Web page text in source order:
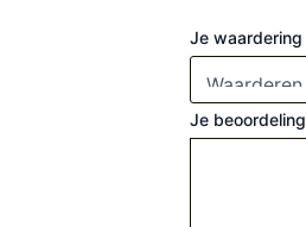
Je waardering
Je beoordeling